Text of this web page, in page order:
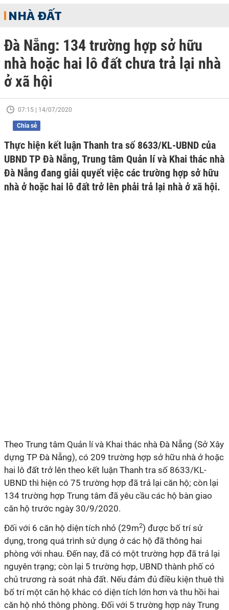
NHÀ ĐẤT
Đà Nẵng: 134 trường hợp sở hữu
nhà hoặc hai lô đất chưa trả lại nhà
ở xã hội
07:15 | 14/07/2020
Chia sẻ
Thực hiện kết luận Thanh tra số 8633/KL-UBND của
UBND TP Đà Nẵng, Trung tâm Quản lí và Khai thác nhà
Đà Nẵng đang giải quyết việc các trường hợp sở hữu
nhà ở hoặc hai lô đất trở lên phải trả lại nhà ở xã hội.
Theo Trung tâm Quản lí và Khai thác nhà Đà Nẵng (Sở Xây
dựng TP Đà Nẵng), có 209 trường hợp sở hữu nhà ở hoặc
hai lô đất trở lên theo kết luận Thanh tra số 8633/KL-
UBND thì hiện có 75 trường hợp đã trả lại căn hộ; còn lại
134 trường hợp Trung tâm đã yêu cầu các hộ bàn giao
căn hộ trước ngày 30/9/2020.
Đối với 6 căn hộ diện tích nhỏ (29m2) được bố trí sử
dụng, trong quá trình sử dụng ở các hộ đã thông hai
phòng với nhau. Đến nay, đã có một trường hợp đã trả lại
nguyên trạng; còn lại 5 trường hợp, UBND thành phố có
chủ trương rà soát nhà đất. Nếu đảm đủ điều kiện thuê thì
bố trí một căn hộ khác có diện tích lớn hơn và thu hồi hai
căn hộ nhỏ thông phòng. Đối với 5 trường hợp này Trung